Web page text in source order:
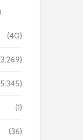
(40)
(1)
(36)